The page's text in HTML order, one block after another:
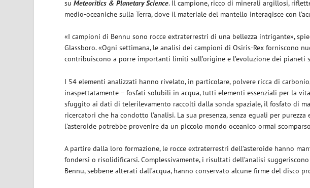
suMeteoritics & Planetary Science. Il campione, ricco di minerali argillosi,
medio-oceaniche sulla Terra, dove il materiale del mantello interagisce con
«I campioni di Bennu sono rocce extraterrestri di una bellezza intrigante»,
Glassboro. «Ogni settimana, le analisi dei campioni di Osiris-Rex forniscono
contribuiscono a porre importanti limiti sull’origine e l’evoluzione dei pianeti
I 54 elementi analizzati hanno rivelato, in particolare, polvere ricca di
inaspettatamente – fosfati solubili in acqua, tutti elementi essenziali per la
sfuggito ai dati di telerilevamento raccolti dalla sonda spaziale, il fosfato di
ricercatori che ha condotto l’analisi. La sua presenza, senza eguali per
l’asteroide potrebbe provenire da un piccolo mondo oceanico ormai
A partire dalla loro formazione, le rocce extraterrestri dell’asteroide hanno
fondersi o risolidificarsi. Complessivamente, i risultati dell’analisi
Bennu, sebbene alterati dall’acqua, hanno conservato alcune firme del disco